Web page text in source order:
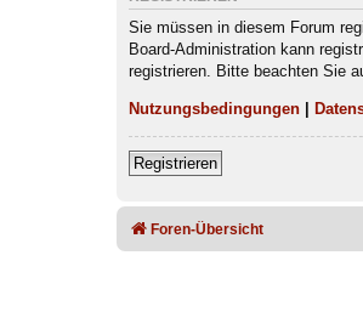
Sie müssen in diesem Forum
Board-Administration kann
registrieren. Bitte beachten Sie
Nutzungsbedingungen
Registrieren
Foren-Übersicht